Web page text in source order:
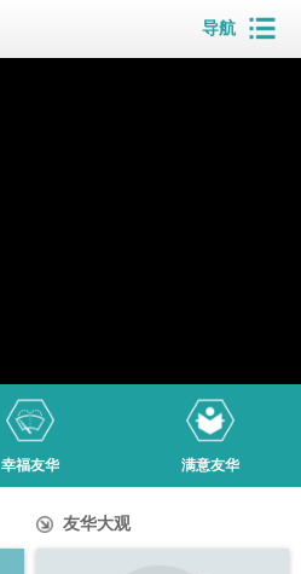
导航
幸福友华 满意友华
友华大观